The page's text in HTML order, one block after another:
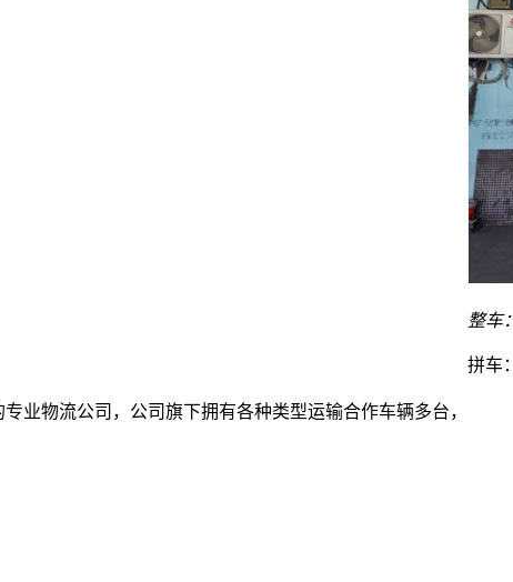
业物流公司，公司旗下拥有各种类型运输合作车辆多台，
整车：
拼车：